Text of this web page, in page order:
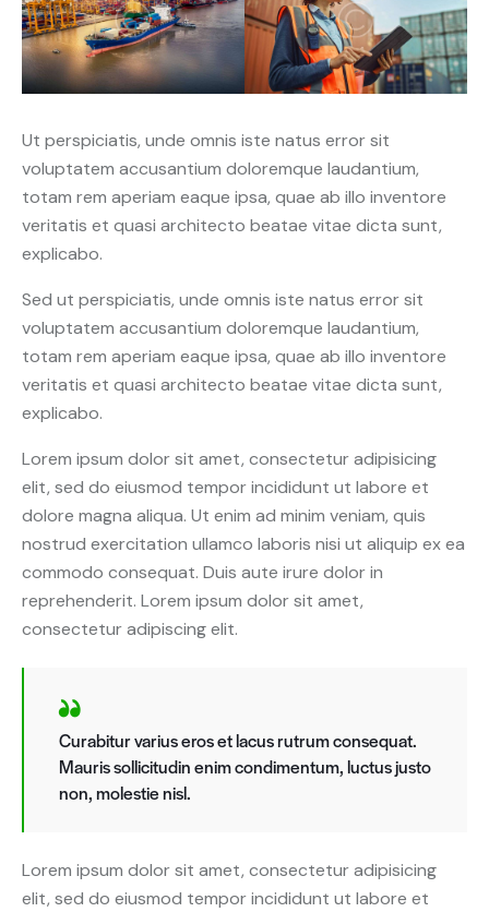
Ut perspiciatis, unde omnis iste natus error sit
voluptatem accusantium doloremque laudantium,
totam rem aperiam eaque ipsa, quae ab illo inventore
veritatis et quasi architecto beatae vitae dicta sunt,
explicabo.
Sed ut perspiciatis, unde omnis iste natus error sit
voluptatem accusantium doloremque laudantium,
totam rem aperiam eaque ipsa, quae ab illo inventore
veritatis et quasi architecto beatae vitae dicta sunt,
explicabo.
Lorem ipsum dolor sit amet, consectetur adipisicing
elit, sed do eiusmod tempor incididunt ut labore et
dolore magna aliqua. Ut enim ad minim veniam, quis
nostrud exercitation ullamco laboris nisi ut aliquip ex ea
commodo consequat. Duis aute irure dolor in
reprehenderit. Lorem ipsum dolor sit amet,
consectetur adipiscing elit.
Curabitur varius eros et lacus rutrum consequat.
Mauris sollicitudin enim condimentum, luctus justo
non, molestie nisl.
Lorem ipsum dolor sit amet, consectetur adipisicing
elit, sed do eiusmod tempor incididunt ut labore et